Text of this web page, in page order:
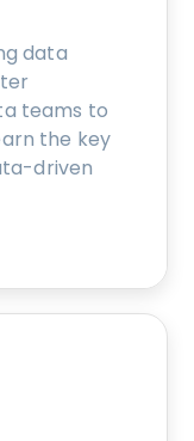
data
teams to
the key
driven